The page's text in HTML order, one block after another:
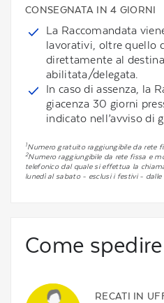
CONSEGNATA IN 4 GIORNI
La Raccomandata
lavorativi, oltre quello
direttamente al
abilitata/delegata.
In caso di assenza, la
giacenza 30 giorni
indicato nell’avviso di
1Numero gratuito raggiungibile da rete
2Numero raggiungibile da rete fissa e
telefonico dal quale si effettua la
lunedì al sabato - esclusi i festivi - dalle
Come spedire
RECATI IN